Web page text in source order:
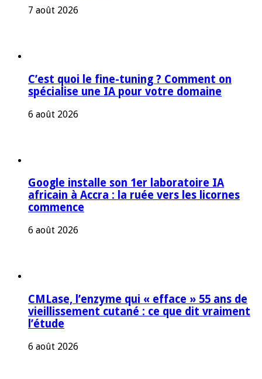
7 août 2026
C’est quoi le fine-tuning ? Comment on
spécialise une IA pour votre domaine
6 août 2026
Google installe son 1er laboratoire IA
africain à Accra : la ruée vers les licornes
commence
6 août 2026
CMLase, l’enzyme qui « efface » 55 ans de
vieillissement cutané : ce que dit vraiment
l’étude
6 août 2026